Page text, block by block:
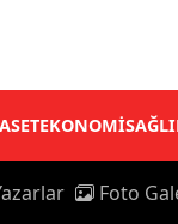
EKONOMİ
Foto